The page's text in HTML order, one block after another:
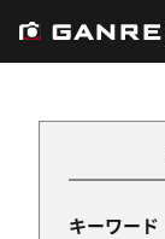
キーワード